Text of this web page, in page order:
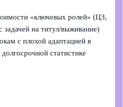
«ключевых ролей» (ЦЗ,
на титул/выживание)
с плохой адаптацией в
статистике